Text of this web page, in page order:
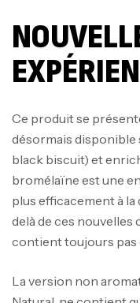
Ce produit se
désormais disponible
black biscuit) et
bromélaïne est une
plus efficacement à
delà de ces
contient toujours pas
La version non